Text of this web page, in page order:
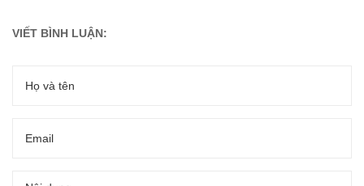
VIẾT BÌNH LUẬN: